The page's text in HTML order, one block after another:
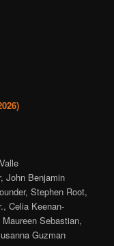
John Benjamin
Stephen Root,
Celia Keenan-
Sebastian,
Guzman